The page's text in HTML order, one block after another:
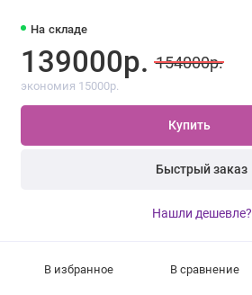
На складе
139000р. 154000р.
экономия 15000р.
Купить
Быстрый заказ
Нашли дешевле?
В избранное В сравнение